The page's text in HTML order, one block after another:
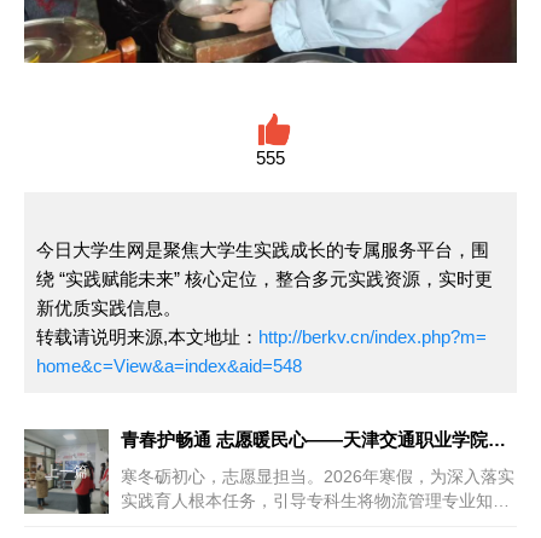
555
今日大学生网是聚焦大学生实践成长的专属服务平台，围
绕 “实践赋能未来” 核心定位，整合多元实践资源，实时更
新优质实践信息。
转载请说明来源,本文地址： http://berkv.cn/index.php?m=
home&c=View&a=index&aid=548
上一篇
青春护畅通 志愿暖民心——天津交通职业学院学子2026年寒假
寒冬砺初心，志愿显担当。2026年寒假，为深入落实
实践育人根本任务，引导专科生将物流管理专业知识